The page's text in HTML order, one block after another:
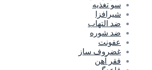
سو تغذیه
شیرافزا
ضد التهاب
ضد شوره
عفونت
غضروف ساز
فقر آهن